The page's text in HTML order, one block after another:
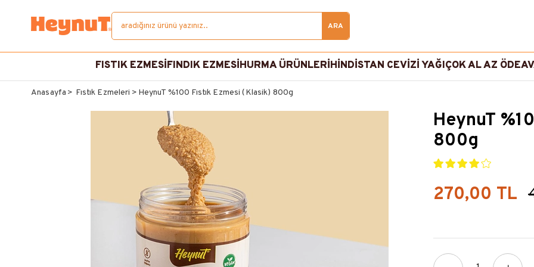
FISTIK EZMESİFINDIK EZMESİHURMA ÜRÜNLERİHİNDİSTAN CEVİZİ YAĞIÇOK AL AZ ÖDE
Anasayfa Fıstık Ezmeleri HeynuT %100 Fıstık Ezmesi (Klasik) 800g
HeynuT
800g
270,00 TL